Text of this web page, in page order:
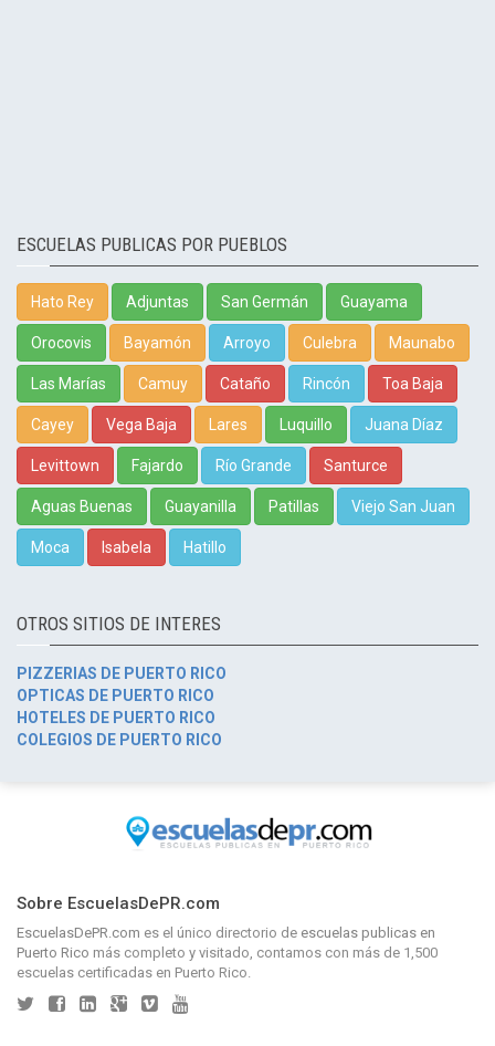
ESCUELAS PUBLICAS POR PUEBLOS
Hato Rey Adjuntas San Germán Guayama
Orocovis Bayamón Arroyo Culebra Maunabo
Las Marías Camuy Cataño Rincón Toa Baja
Cayey Vega Baja Lares Luquillo Juana Díaz
Levittown Fajardo Río Grande Santurce
Aguas Buenas Guayanilla Patillas Viejo San Juan
Moca Isabela Hatillo
OTROS SITIOS DE INTERES
PIZZERIAS DE PUERTO RICO
OPTICAS DE PUERTO RICO
HOTELES DE PUERTO RICO
COLEGIOS DE PUERTO RICO
Sobre EscuelasDePR.com
EscuelasDePR.com es el único directorio de escuelas publicas en
Puerto Rico más completo y visitado, contamos con más de 1,500
escuelas certificadas en Puerto Rico.